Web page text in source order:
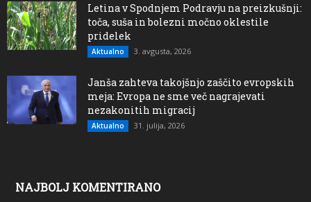
Letina v Spodnjem Podravju na preizkušnji:
toča, suša in bolezni močno oklestile
pridelek
Aktualno 3. avgusta, 2026
Janša zahteva takojšnjo zaščito evropskih
meja: Evropa ne sme več nagrajevati
nezakonitih migracij
Aktualno 31. julija, 2026
NAJBOLJ KOMENTIRANO